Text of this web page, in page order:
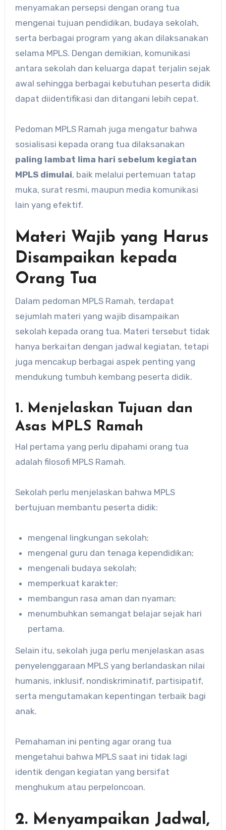
menyamakan persepsi dengan orang tua
mengenai tujuan pendidikan, budaya sekolah,
serta berbagai program yang akan dilaksanakan
selama MPLS. Dengan demikian, komunikasi
antara sekolah dan keluarga dapat terjalin sejak
awal sehingga berbagai kebutuhan peserta didik
dapat diidentifikasi dan ditangani lebih cepat.
Pedoman MPLS Ramah juga mengatur bahwa
sosialisasi kepada orang tua dilaksanakan
paling lambat lima hari sebelum kegiatan
MPLS dimulai, baik melalui pertemuan tatap
muka, surat resmi, maupun media komunikasi
lain yang efektif.
Materi Wajib yang Harus
Disampaikan kepada
Orang Tua
Dalam pedoman MPLS Ramah, terdapat
sejumlah materi yang wajib disampaikan
sekolah kepada orang tua. Materi tersebut tidak
hanya berkaitan dengan jadwal kegiatan, tetapi
juga mencakup berbagai aspek penting yang
mendukung tumbuh kembang peserta didik.
1. Menjelaskan Tujuan dan
Asas MPLS Ramah
Hal pertama yang perlu dipahami orang tua
adalah filosofi MPLS Ramah.
Sekolah perlu menjelaskan bahwa MPLS
bertujuan membantu peserta didik:
mengenal lingkungan sekolah;
mengenal guru dan tenaga kependidikan;
mengenali budaya sekolah;
memperkuat karakter;
membangun rasa aman dan nyaman;
menumbuhkan semangat belajar sejak hari
pertama.
Selain itu, sekolah juga perlu menjelaskan asas
penyelenggaraan MPLS yang berlandaskan nilai
humanis, inklusif, nondiskriminatif, partisipatif,
serta mengutamakan kepentingan terbaik bagi
anak.
Pemahaman ini penting agar orang tua
mengetahui bahwa MPLS saat ini tidak lagi
identik dengan kegiatan yang bersifat
menghukum atau perpeloncoan.
2. Menyampaikan Jadwal,